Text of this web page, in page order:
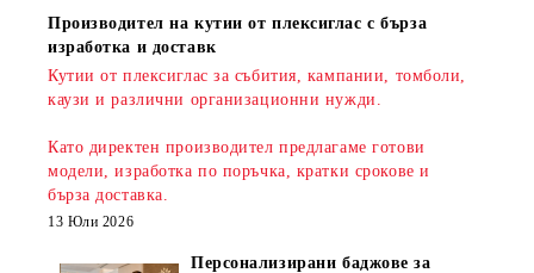
Производител на кутии от плексиглас с бърза
изработка и доставк
Кутии от плексиглас за събития, кампании, томболи,
каузи и различни организационни нужди.
Като директен производител предлагаме готови
модели, изработка по поръчка, кратки срокове и
бърза доставка.
13 Юли 2026
Персонализирани баджове за